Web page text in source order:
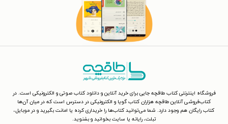
فروشگاه اینترنتی کتاب طاقچه جایی برای خرید آنلاین و دانلود کتاب صوتی و الکترونیکی است. در
کتاب‌فروشی آنلاین طاقچه هزاران کتاب گویا و الکترونیکی در دسترس است که در میان آن‌ها
کتاب رایگان هم وجود دارد. شما می‌توانید کتاب‌ها را خریداری کرده یا امانت بگیرید و در موبایل،
تبلت، رایانه یا سایت بخوانید و بشنوید.